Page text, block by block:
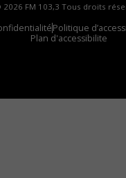
2026 FM 103,3 Tous droits
Politique
Plan d'accessibilite